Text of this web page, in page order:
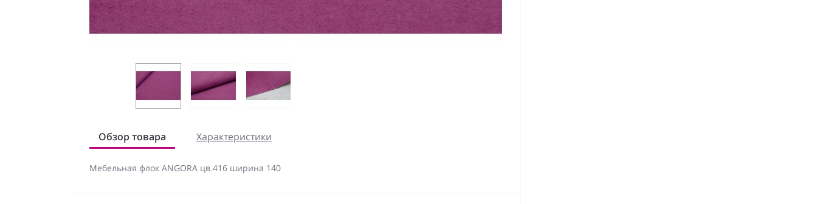
Обзор товара Характеристики
Мебельная флок ANGORA цв.416 ширина 140